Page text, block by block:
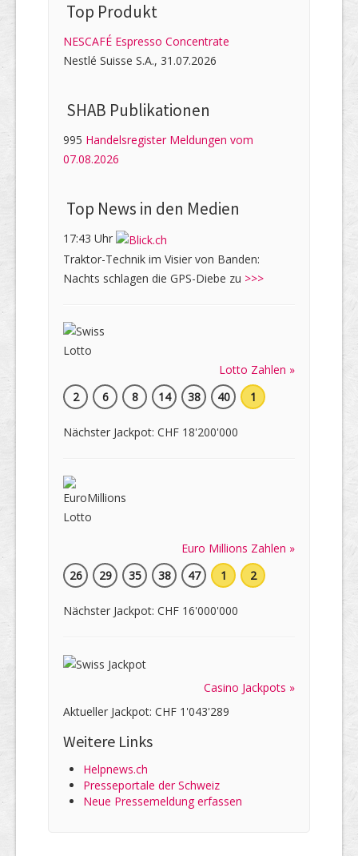
Top Produkt
NESCAFÉ Espresso Concentrate
Nestlé Suisse S.A., 31.07.2026
SHAB Publi­kati­onen
995 Handelsregister Meldungen vom
07.08.2026
Top News in den Medien
17:43 Uhr
Traktor-Technik im Visier von Banden:
Nachts schlagen die GPS-Diebe zu >>>
Lotto Zahlen »
2
6 8 14 38 40 1
Nächster Jackpot: CHF 18'200'000
Euro Millions Zahlen »
26
29 35 38 47 1 2
Nächster Jackpot: CHF 16'000'000
Casino Jackpots »
Aktueller Jackpot: CHF 1'043'289
Weitere Links
Helpnews.ch
Presseportale der Schweiz
Neue Pressemeldung erfassen